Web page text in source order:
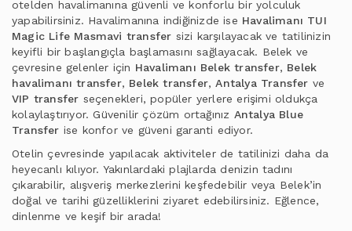
otelden havalimanına güvenli ve konforlu bir yolculuk
yapabilirsiniz. Havalimanına indiğinizde ise Havalimanı TUI
Magic Life Masmavi transfer sizi karşılayacak ve tatilinizin
keyifli bir başlangıçla başlamasını sağlayacak. Belek ve
çevresine gelenler için Havalimanı Belek transfer, Belek
havalimanı transfer, Belek transfer,Antalya Transfer ve
VIP transfer seçenekleri, popüler yerlere erişimi oldukça
kolaylaştırıyor. Güvenilir çözüm ortağınız Antalya Blue
Transfer ise konfor ve güveni garanti ediyor.
Otelin çevresinde yapılacak aktiviteler de tatilinizi daha da
heyecanlı kılıyor. Yakınlardaki plajlarda denizin tadını
çıkarabilir, alışveriş merkezlerini keşfedebilir veya Belek’in
doğal ve tarihi güzelliklerini ziyaret edebilirsiniz. Eğlence,
dinlenme ve keşif bir arada!